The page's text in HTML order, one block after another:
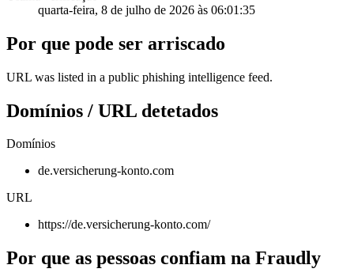
quarta-feira, 8 de julho de 2026 às 06:01:35
Por que pode ser arriscado
URL was listed in a public phishing intelligence feed.
Domínios / URL detetados
Domínios
de.versicherung-konto.com
URL
https://de.versicherung-konto.com/
Por que as pessoas confiam na Fraudly